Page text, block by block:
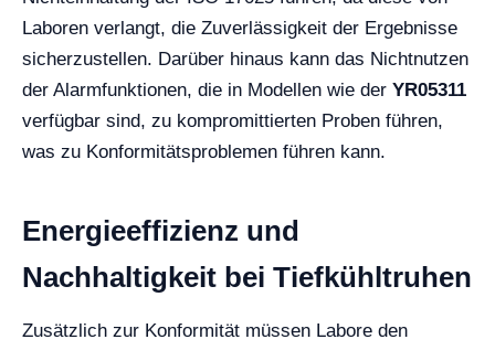
Laboren verlangt, die Zuverlässigkeit der Ergebnisse
sicherzustellen. Darüber hinaus kann das Nichtnutzen
der Alarmfunktionen, die in Modellen wie der YR05311
verfügbar sind, zu kompromittierten Proben führen,
was zu Konformitätsproblemen führen kann.
Energieeffizienz und
Nachhaltigkeit bei Tiefkühltruhen
Zusätzlich zur Konformität müssen Labore den